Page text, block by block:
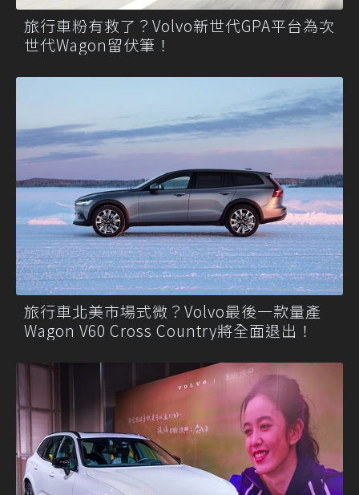
旅行車粉有救了？Volvo新世代GPA平台為次
世代Wagon留伏筆！
旅行車北美市場式微？Volvo最後一款量產
Wagon V60 Cross Country將全面退出！